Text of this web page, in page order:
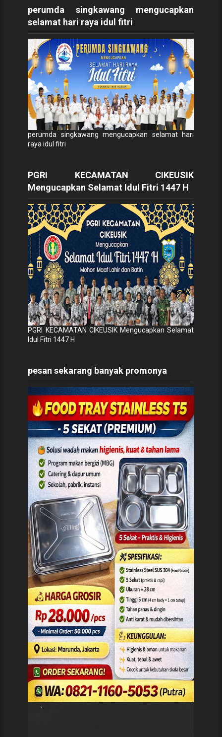
perumda singkawang mengucapkan
selamat hari raya idul fitri
perumda singkawang mengucapkan selamat hari
raya idul fitri
PGRI KECAMATAN CIKEUSIK
Mengucapkan Selamat Idul Fitri 1447 H
PGRI KECAMATAN CIKEUSIK Mengucapkan Selamat
Idul Fitri 1447 H
pesan sekarang banyak promonya